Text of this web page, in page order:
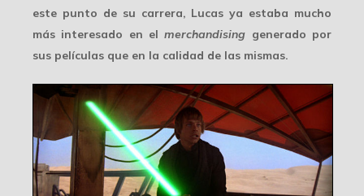
este punto de su carrera, Lucas ya estaba mucho
más interesado en elmerchandising generado por
sus películas que en la calidad de las mismas.